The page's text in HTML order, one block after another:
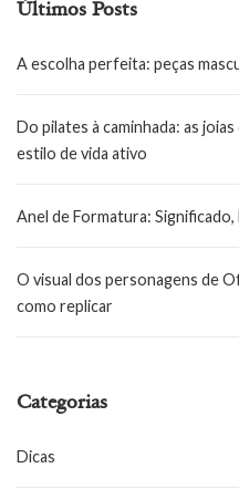
Últimos Posts
A escolha perfeita: peças
Do pilates à caminhada: as
estilo de vida ativo
Anel de Formatura:
O visual dos personagens de
como replicar
Categorias
Dicas